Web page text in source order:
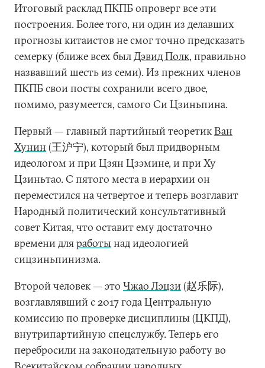
Итоговый расклад ПКПБ опроверг все эти
построения. Более того, ни один из делавших
прогнозы китаистов не смог точно предсказать
семерку (ближе всех былДэвид Полк, правильно
назвавший шесть из семи). Из прежних членов
ПКПБ свои посты сохранили всего двое,
помимо, разумеется, самого Си Цзиньпина.
Первый — главный партийный теоретикВан
Хунин (王沪宁), который был придворным
идеологом и при Цзян Цзэмине, и при Ху
Цзиньтао. С пятого места в иерархии он
переместился на четвертое и теперь возглавит
Народный политический консультативный
совет Китая, что оставит ему достаточно
времени дляработынад идеологией
сицзиньпинизма.
Второй человек — это Чжао Лэцзи(赵乐际),
возглавлявший с 2017 года Центральную
комиссию по проверке дисциплины (ЦКПД),
внутрипартийную спецслужбу. Теперь его
перебросили на законодательную работу во